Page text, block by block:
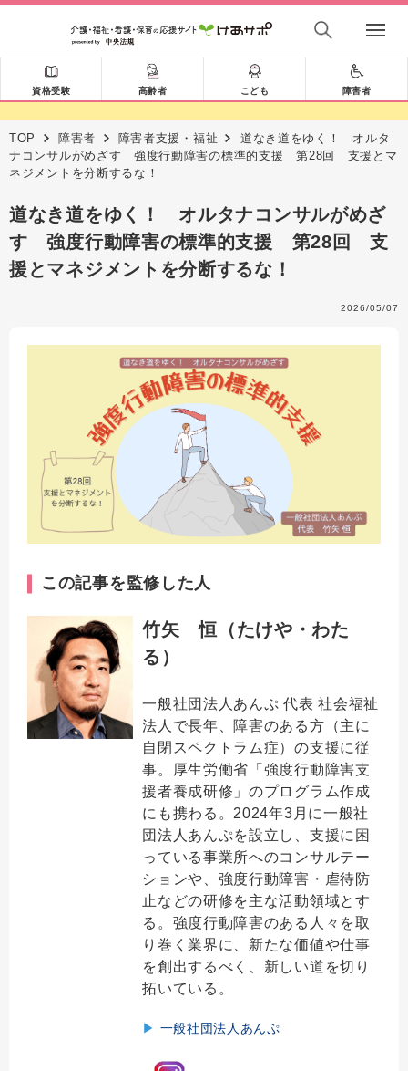
資格受験 高齢者 こども 障害者
TOP 障害者 障害者支援・福祉
道なき道をゆく！ オルタ
ナコンサルがめざす 強度行動障害の標準的支援 第28回 支援とマ
ネジメントを分断するな！
道なき道をゆく！ オルタナコンサルがめざ
す 強度行動障害の標準的支援 第28回 支
援とマネジメントを分断するな！
2026/05/07
この記事を監修した人
竹矢 恒（たけや・わた
る）
一般社団法人あんぷ 代表 社会福祉
法人で長年、障害のある方（主に
自閉スペクトラム症）の支援に従
事。厚生労働省「強度行動障害支
援者養成研修」のプログラム作成
にも携わる。2024年3月に一般社
団法人あんぷを設立し、支援に困
っている事業所へのコンサルテー
ションや、強度行動障害・虐待防
止などの研修を主な活動領域とす
る。強度行動障害のある人々を取
り巻く業界に、新たな価値や仕事
を創出するべく、新しい道を切り
拓いている。
▶ 一般社団法人あんぷ